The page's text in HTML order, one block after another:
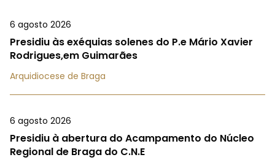
6 agosto 2026
Presidiu às exéquias solenes do P.e Mário Xavier
Rodrigues,em Guimarães
Arquidiocese de Braga
6 agosto 2026
Presidiu à abertura do Acampamento do Núcleo
Regional de Braga do C.N.E